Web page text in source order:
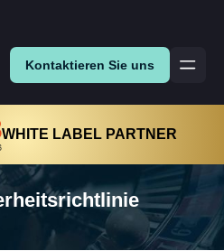
Kontaktieren Sie uns
WHITE LABEL PARTNER